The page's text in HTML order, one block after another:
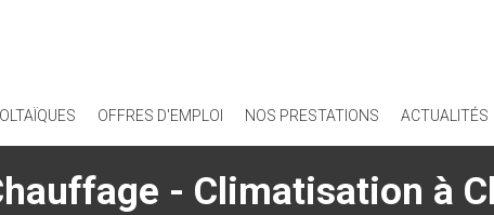
OFFRES D'EMPLOI NOS PRESTATIONS ACTUALITÉS
- Climatisation à